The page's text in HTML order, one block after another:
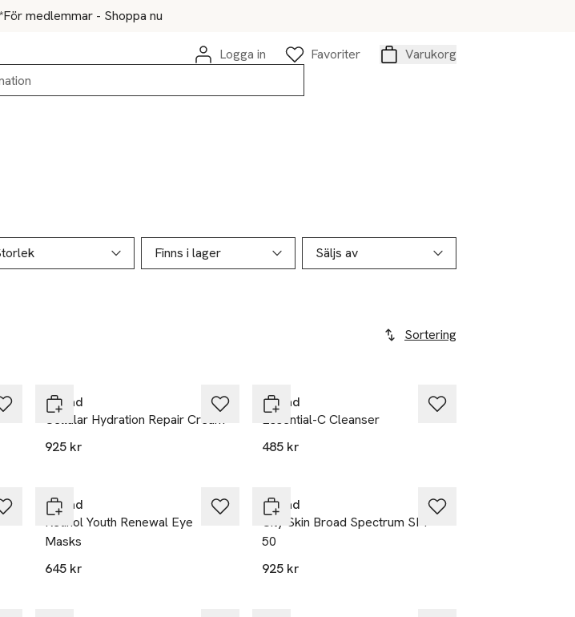
För medlemmar - Shoppa nu
Logga in
Favoriter
Varukorg
Finns i lager Säljs av
Sortering
Murad
Cellular Hydration Repair Cream
925 kr
Murad
Essential-C Cleanser
485 kr
Murad
Retinol Youth Renewal Eye
Masks
645 kr
Murad
City Skin Broad Spectrum SPF
50
925 kr